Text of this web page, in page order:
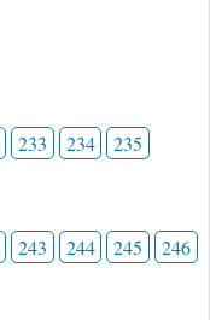
233 234 235
243 244 245 246